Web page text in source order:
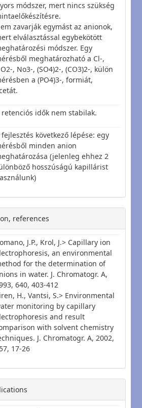
módszer, mert nincs szükség
zavarják egymást az anionok,
elválasztással egybekötött
módszer. Egy
meghatározható a Cl-,
, No3-, (SO4)2-, (CO3)2-, külön
a (PO4)3-, formiát,
retenciós idők nem stabilak.
fejlesztés következő lépése: egy
minden anion
(jelenleg ehhez 2
hosszúságú kapillárist
references
J.P., Krol, J.> Capillary ion
an environmental
for the determination of
in water. J. Chromatogr. A,
640, 403-412
H., Vantsi, S.> Environmental
monitoring by capillary
and result
with solvent chemistry
J. Chromatogr. A, 2002,
17-26